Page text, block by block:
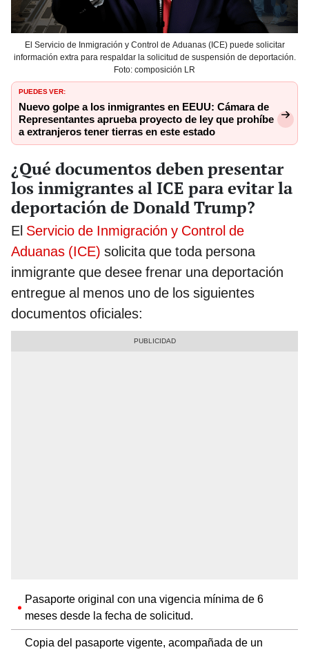
El Servicio de Inmigración y Control de Aduanas (ICE) puede solicitar
información extra para respaldar la solicitud de suspensión de deportación.
Foto: composición LR
PUEDES VER:
Nuevo golpe a los inmigrantes en EEUU: Cámara de
Representantes aprueba proyecto de ley que prohíbe
a extranjeros tener tierras en este estado
¿Qué documentos deben presentar
los inmigrantes al ICE para evitar la
deportación de Donald Trump?
El Servicio de Inmigración y Control de
Aduanas (ICE) solicita que toda persona
inmigrante que desee frenar una deportación
entregue al menos uno de los siguientes
documentos oficiales:
Pasaporte original con una vigencia mínima de 6
meses desde la fecha de solicitud.
Copia del pasaporte vigente, acompañada de un